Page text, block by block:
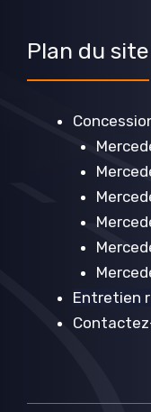
Plan du site
Entretien